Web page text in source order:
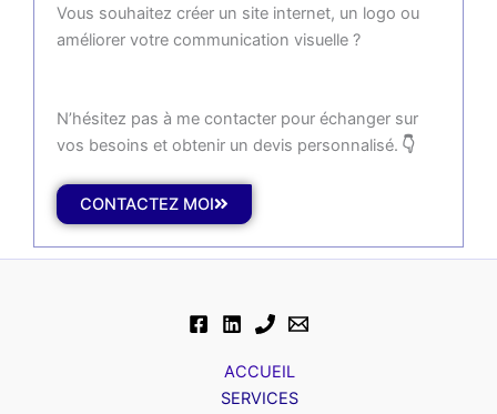
Vous souhaitez créer un site internet, un logo ou
améliorer votre communication visuelle ?
N’hésitez pas à me contacter pour échanger sur
vos besoins et obtenir un devis personnalisé. 👇
CONTACTEZ MOI
ACCUEIL
SERVICES